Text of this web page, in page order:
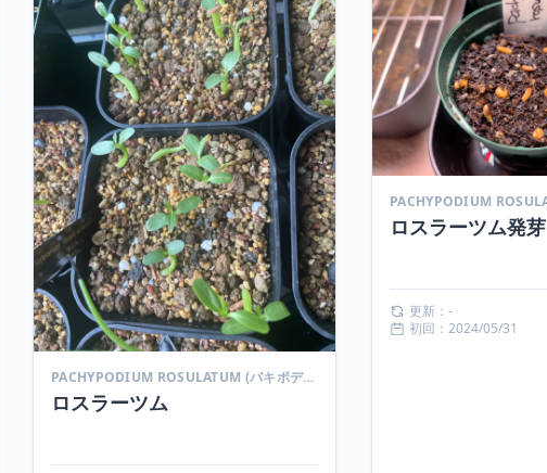
PACHYPODIUM ROSULATUM (パキポディウム ロスラーツム)
ロスラーツム
ロスラーツム発芽
更新：-
初回：2024/05/31